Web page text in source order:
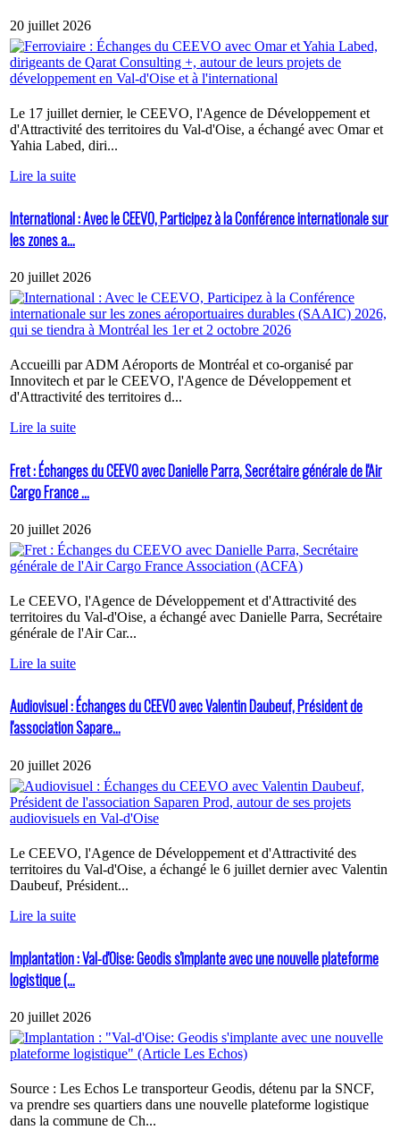
20 juillet 2026
Le 17 juillet dernier, le CEEVO, l'Agence de Développement et
d'Attractivité des territoires du Val-d'Oise, a échangé avec Omar et
Yahia Labed, diri...
Lire la suite
International : Avec le CEEVO, Participez à la Conférence internationale sur
les zones a...
20 juillet 2026
Accueilli par ADM Aéroports de Montréal et co-organisé par
Innovitech et par le CEEVO, l'Agence de Développement et
d'Attractivité des territoires d...
Lire la suite
Fret : Échanges du CEEVO avec Danielle Parra, Secrétaire générale de l'Air
Cargo France ...
20 juillet 2026
Le CEEVO, l'Agence de Développement et d'Attractivité des
territoires du Val-d'Oise, a échangé avec Danielle Parra, Secrétaire
générale de l'Air Car...
Lire la suite
Audiovisuel : Échanges du CEEVO avec Valentin Daubeuf, Président de
l'association Sapare...
20 juillet 2026
Le CEEVO, l'Agence de Développement et d'Attractivité des
territoires du Val-d'Oise, a échangé le 6 juillet dernier avec Valentin
Daubeuf, Président...
Lire la suite
Implantation : Val-d'Oise: Geodis s'implante avec une nouvelle plateforme
logistique (...
20 juillet 2026
Source : Les Echos Le transporteur Geodis, détenu par la SNCF,
va prendre ses quartiers dans une nouvelle plateforme logistique
dans la commune de Ch...